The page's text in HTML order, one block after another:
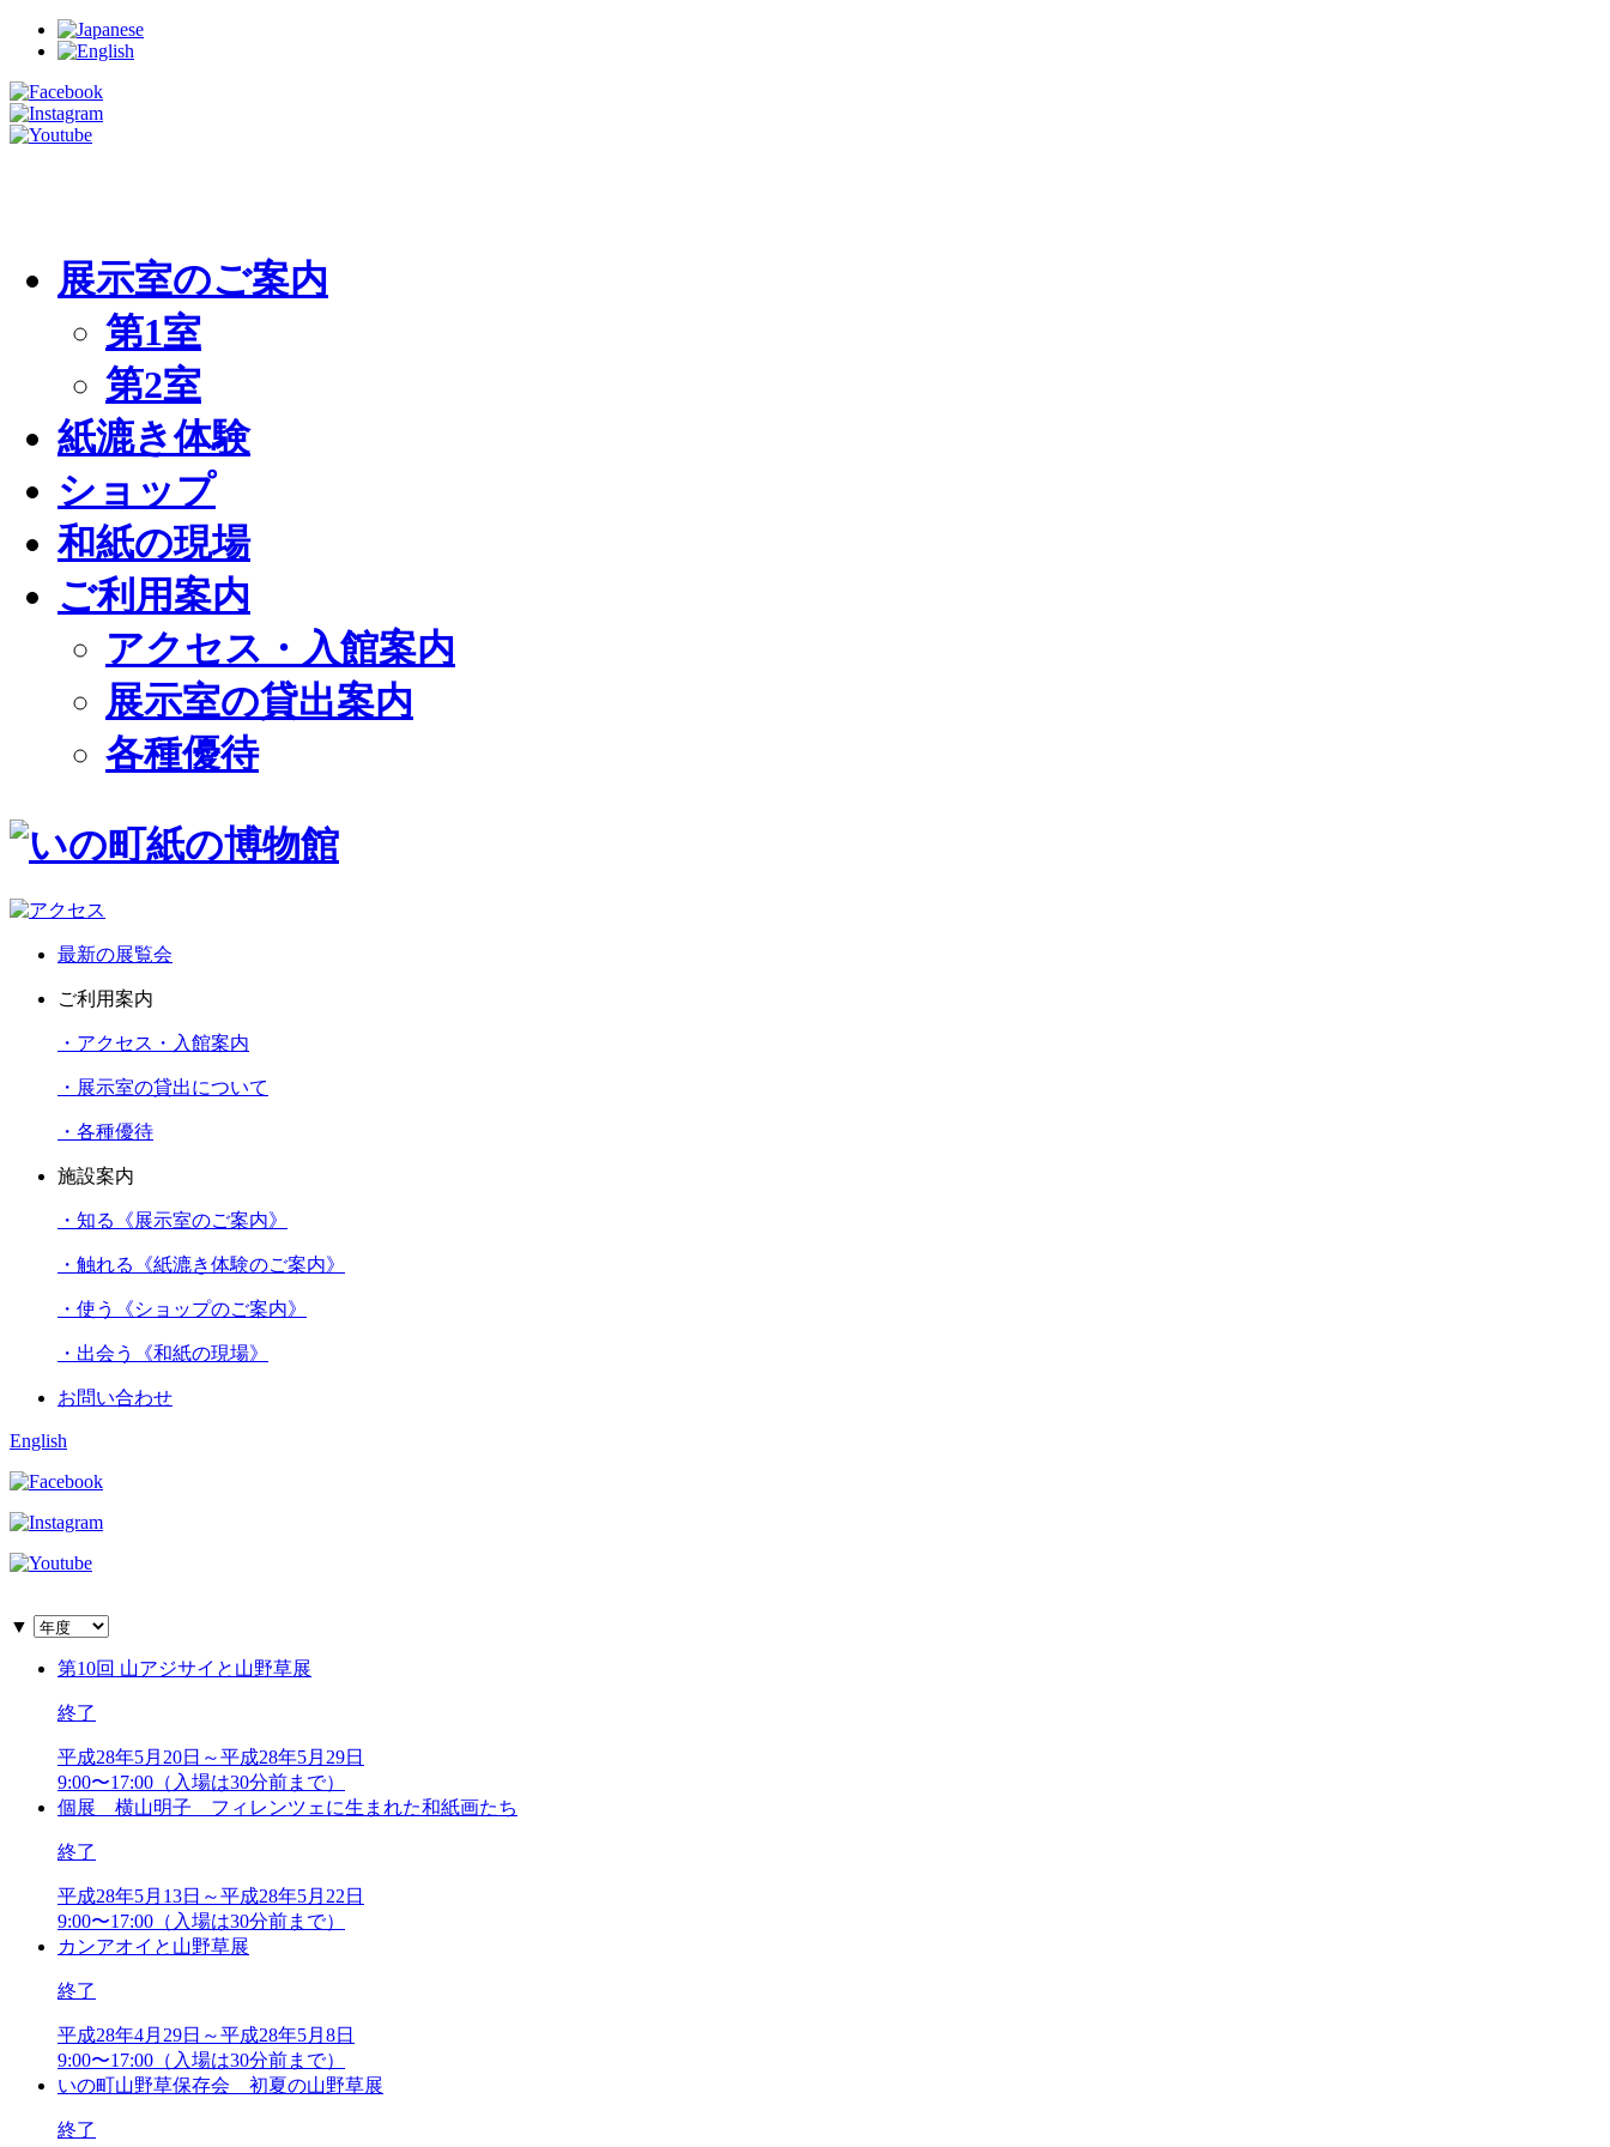
展示室のご案内
第1室
第2室
紙漉き体験
ショップ
和紙の現場
ご利用案内
アクセス・入館案内
展示室の貸出案内
各種優待
最新の展覧会
ご利用案内
・アクセス・入館案内
・展示室の貸出について
・各種優待
施設案内
・知る《展示室のご案内》
・触れる《紙漉き体験のご案内》
・使う《ショップのご案内》
・出会う《和紙の現場》
お問い合わせ
English
▼
第10回 山アジサイと山野草展
終了
平成28年5月20日～平成28年5月29日
9:00〜17:00（入場は30分前まで）
個展 横山明子 フィレンツェに生まれた和紙画たち
終了
平成28年5月13日～平成28年5月22日
9:00〜17:00（入場は30分前まで）
カンアオイと山野草展
終了
平成28年4月29日～平成28年5月8日
9:00〜17:00（入場は30分前まで）
いの町山野草保存会 初夏の山野草展
終了